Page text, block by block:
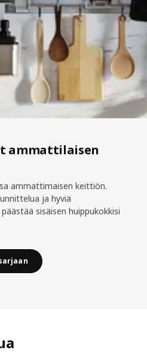
ammattilaisen
ammattimaisen keittiön.
ja hyviä
sisäisen huippukokkisi